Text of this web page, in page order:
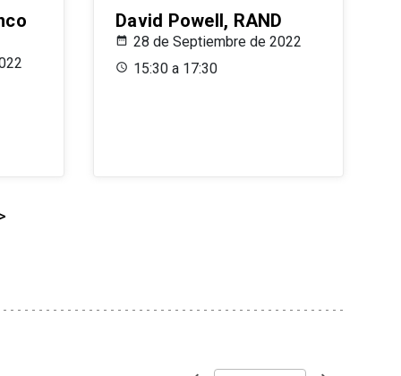
David Powell, RAND
28 de Septiembre de 2022
15:30 a 17:30